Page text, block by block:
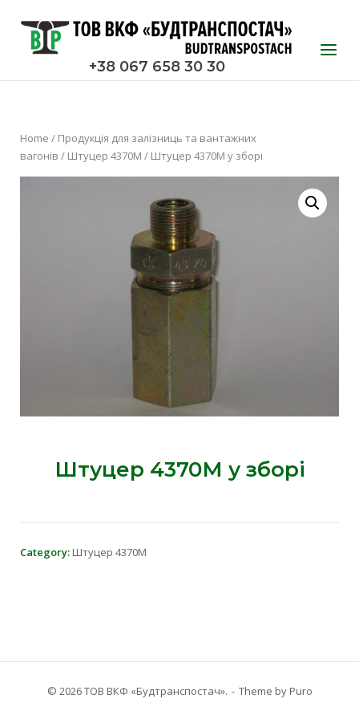
content
Home
+38 067 658 30 30
Menu
Home / Продукція для залізниць та вантажних
вагонів / Штуцер 4370М / Штуцер 4370М у зборі
Штуцер 4370М у зборі
Category: Штуцер 4370М
© 2026 ТОВ ВКФ «Будтранспостач». Theme by Puro